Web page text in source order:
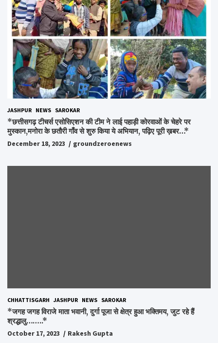
JASHPUR NEWS SAROKAR
*छत्तीसगढ़ टीचर्स एसोसिएशन की टीम ने लाई पहाड़ी कोरवाओं के चेहरे पर
मुस्कान,मनोरा के छतौरी गाँव से शुरु किया ये अभियान, पढ़िए पूरी ख़बर…*
December 18, 2023 groundzeroenews
CHHATTISGARH JASHPUR NEWS SAROKAR
*जगह जगह विराजे माता भवानी, दुर्गा पूजा से क्षेत्र हुआ भक्तिमय, जुट रहे हैं
श्रद्धालु……..*
October 17, 2023 Rakesh Gupta